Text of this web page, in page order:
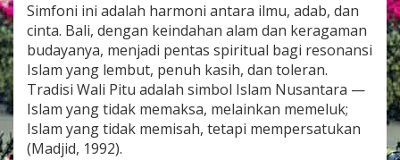
Simfoni ini adalah harmoni antara ilmu, adab, dan
cinta. Bali, dengan keindahan alam dan keragaman
budayanya, menjadi pentas spiritual bagi resonansi
Islam yang lembut, penuh kasih, dan toleran.
Tradisi Wali Pitu adalah simbol Islam Nusantara —
Islam yang tidak memaksa, melainkan memeluk;
Islam yang tidak memisah, tetapi mempersatukan
(Madjid, 1992).